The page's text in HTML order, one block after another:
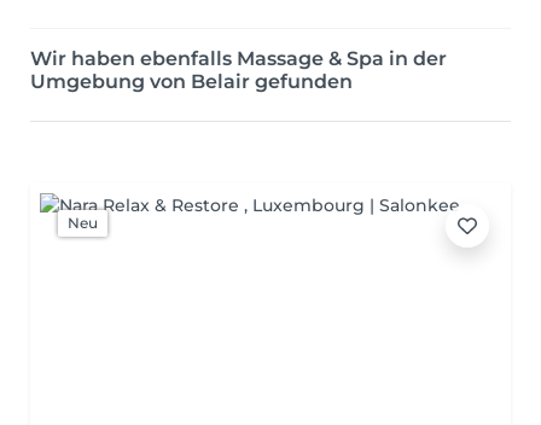
Wir haben ebenfalls Massage & Spa in der
Umgebung von Belair gefunden
Neu